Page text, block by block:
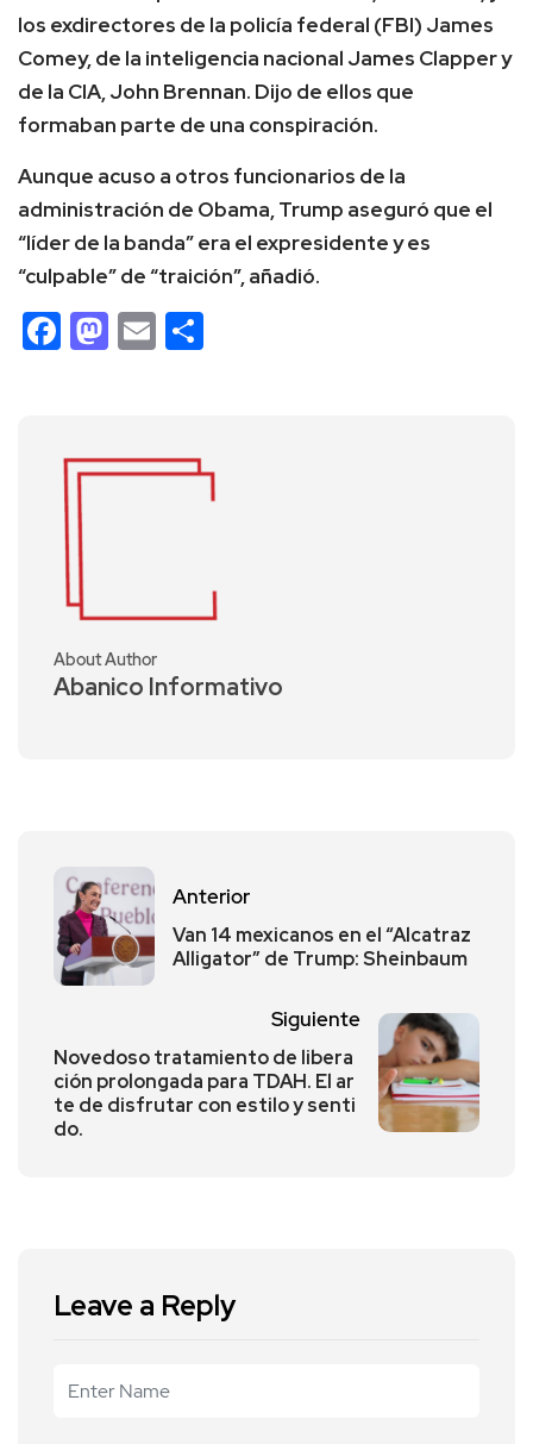
los exdirectores de la policía federal (FBI) James
Comey, de la inteligencia nacional James Clapper y
de la CIA, John Brennan. Dijo de ellos que
formaban parte de una conspiración.
Aunque acuso a otros funcionarios de la
administración de Obama, Trump aseguró que el
“líder de la banda” era el expresidente y es
“culpable” de “traición”, añadió.
Facebook
Mastodon
Email
About Author
Abanico Informativo
Anterior
Van 14 mexicanos en el “Alcatraz
Alligator” de Trump: Sheinbaum
Siguiente
Novedoso tratamiento de libera
ción prolongada para TDAH. El ar
te de disfrutar con estilo y senti
do.
Leave a Reply